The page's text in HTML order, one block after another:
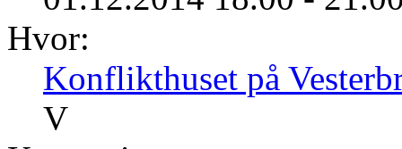
Hvor:
Konflikthuset på
V